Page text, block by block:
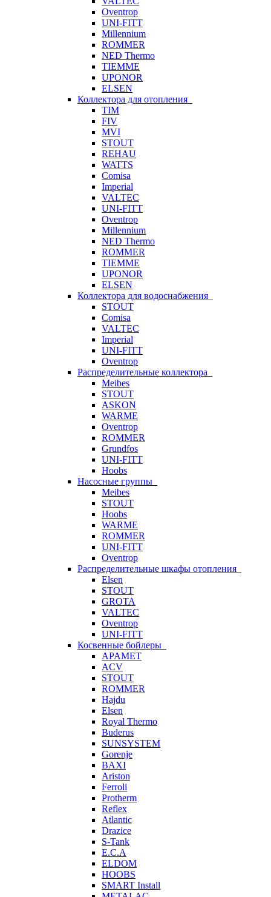
Oventrop
UNI-FITT
Millennium
ROMMER
NED Thermo
TIEMME
UPONOR
ELSEN
Коллектора для отопления
TIM
FIV
MVI
STOUT
REHAU
WATTS
Comisa
Imperial
VALTEC
UNI-FITT
Oventrop
Millennium
NED Thermo
ROMMER
TIEMME
UPONOR
ELSEN
Коллектора для водоснабжения
STOUT
Comisa
VALTEC
Imperial
UNI-FITT
Oventrop
Распределительные коллектора
Meibes
STOUT
ASKON
WARME
Oventrop
ROMMER
Grundfos
UNI-FITT
Hoobs
Насосные группы
Meibes
STOUT
Hoobs
WARME
ROMMER
UNI-FITT
Oventrop
Распределительные шкафы отопления
Elsen
STOUT
GROTA
VALTEC
Oventrop
UNI-FITT
Косвенные бойлеры
APAMET
ACV
STOUT
ROMMER
Hajdu
Elsen
Royal Thermo
Buderus
SUNSYSTEM
Gorenje
BAXI
Ariston
Ferroli
Protherm
Reflex
Atlantic
Drazice
S-Tank
E.C.A
ELDOM
HOOBS
SMART Install